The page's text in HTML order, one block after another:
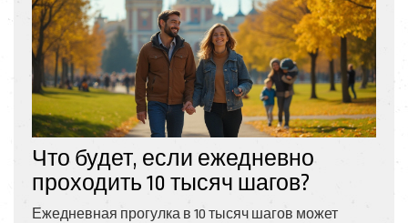
Что будет, если ежедневно
проходить 10 тысяч шагов?
Ежедневная прогулка в 10 тысяч шагов может